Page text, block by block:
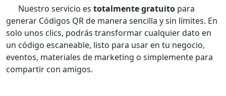
Nuestro servicio es totalmente gratuito para
generar Códigos QR de manera sencilla y sin límites. En
solo unos clics, podrás transformar cualquier dato en
un código escaneable, listo para usar en tu negocio,
eventos, materiales de marketing o simplemente para
compartir con amigos.